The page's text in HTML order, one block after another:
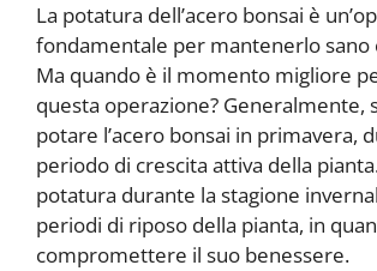
La potatura dell’acero bonsai è
fondamentale per mantenerlo sano
Ma quando è il momento migliore
questa operazione? Generalmente,
potare l’acero bonsai in primavera,
periodo di crescita attiva della
potatura durante la stagione
periodi di riposo della pianta, in
compromettere il suo benessere.